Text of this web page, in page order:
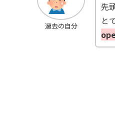
過去の自分
先
と